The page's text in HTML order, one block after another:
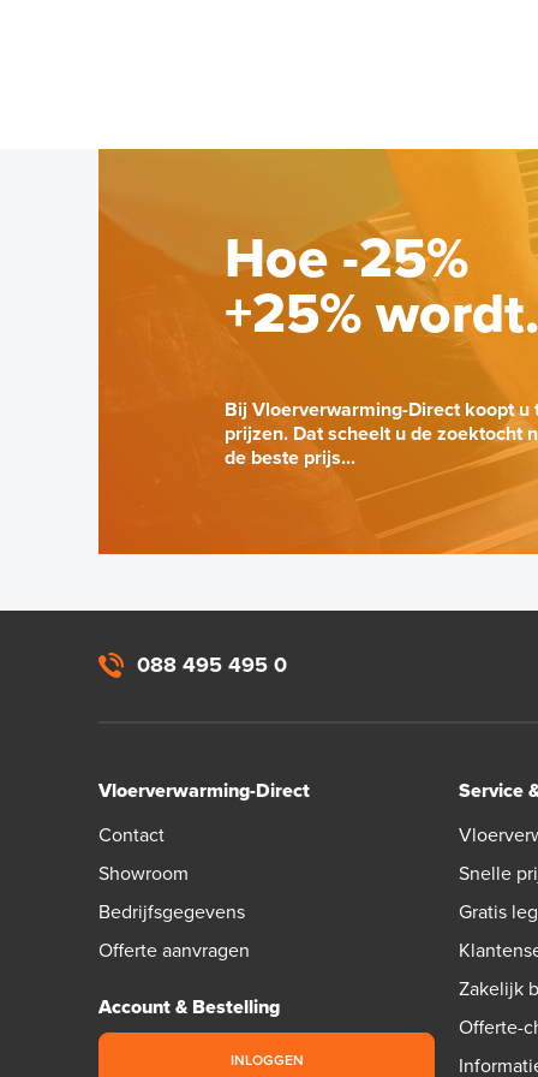
Hoe -25%
+25% wordt.
Bij Vloerverwarming-Direct koopt u
prijzen. Dat scheelt u de zoektocht
de beste prijs...
088 495 495 0
Vloerverwarming-Direct
Contact
Showroom
Bedrijfsgegevens
Offerte aanvragen
Account & Bestelling
INLOGGEN
Service
Snelle
Gratis
Zakelijk
Offerte-